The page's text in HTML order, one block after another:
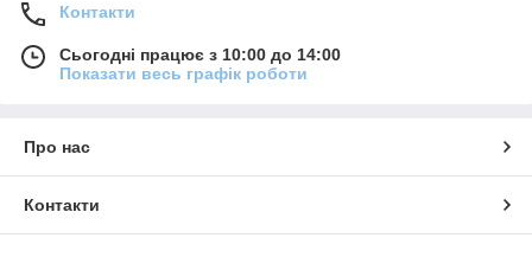
Контакти
Сьогодні працює з 10:00 до 14:00
Показати весь графік роботи
Про нас
Контакти